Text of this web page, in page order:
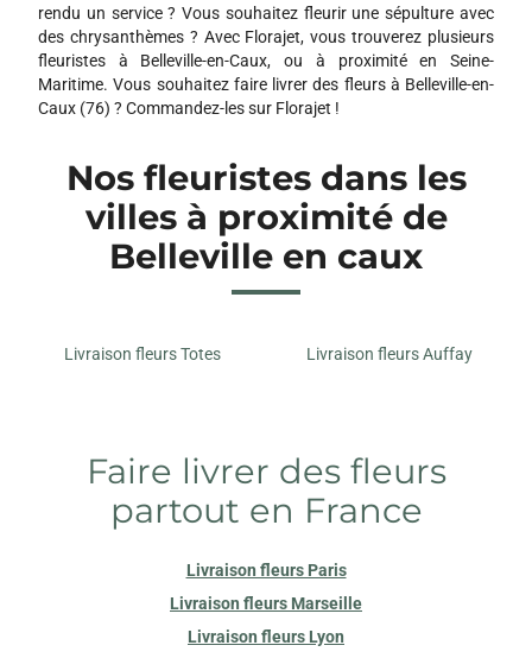
rendu un service ? Vous souhaitez fleurir une sépulture avec
des chrysanthèmes ? Avec Florajet, vous trouverez plusieurs
fleuristes à Belleville-en-Caux, ou à proximité en Seine-
Maritime. Vous souhaitez faire livrer des fleurs à Belleville-en-
Caux (76) ? Commandez-les sur Florajet !
Nos fleuristes dans les
villes à proximité de
Belleville en caux
Livraison fleurs Totes Livraison fleurs Auffay
Faire livrer des fleurs
partout en France
Livraison fleurs Paris
Livraison fleurs Marseille
Livraison fleurs Lyon